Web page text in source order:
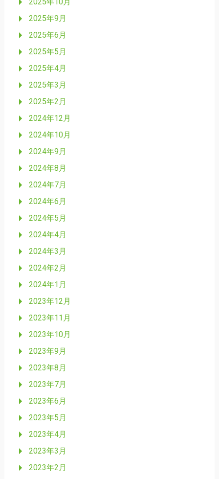
2025年9月
2025年6月
2025年5月
2025年4月
2025年3月
2025年2月
2024年12月
2024年10月
2024年9月
2024年8月
2024年7月
2024年6月
2024年5月
2024年4月
2024年3月
2024年2月
2024年1月
2023年12月
2023年11月
2023年10月
2023年9月
2023年8月
2023年7月
2023年6月
2023年5月
2023年4月
2023年3月
2023年2月